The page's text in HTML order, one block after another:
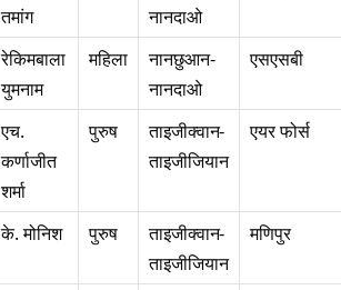
तमांग
नानदाओ
रेकिमबाला
युमनाम
महिला
नानछुआन-
नानदाओ
एसएसबी
एच.
कर्णाजीत
शर्मा
पुरुष
ताइजीक्वान-
ताइजीजियान
एयर फोर्स
के. मोनिश पुरुष
ताइजीक्वान-
ताइजीजियान
मणिपुर